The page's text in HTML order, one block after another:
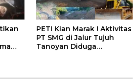
PETI Kian Marak ! Aktivitas
PT SMG di Jalur Tujuh
Tanoyan Diduga